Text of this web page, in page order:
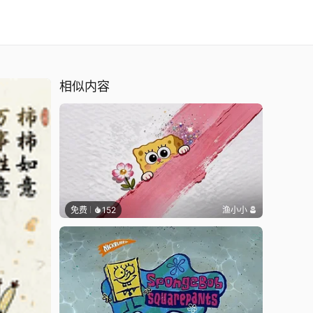
相似内容
免费 152 渔小小